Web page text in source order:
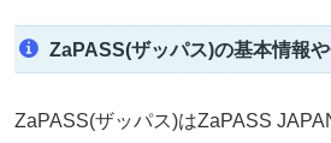
ZaPASS(ザッパス)の基本情報
ZaPASS(ザッパス)はZaPASS